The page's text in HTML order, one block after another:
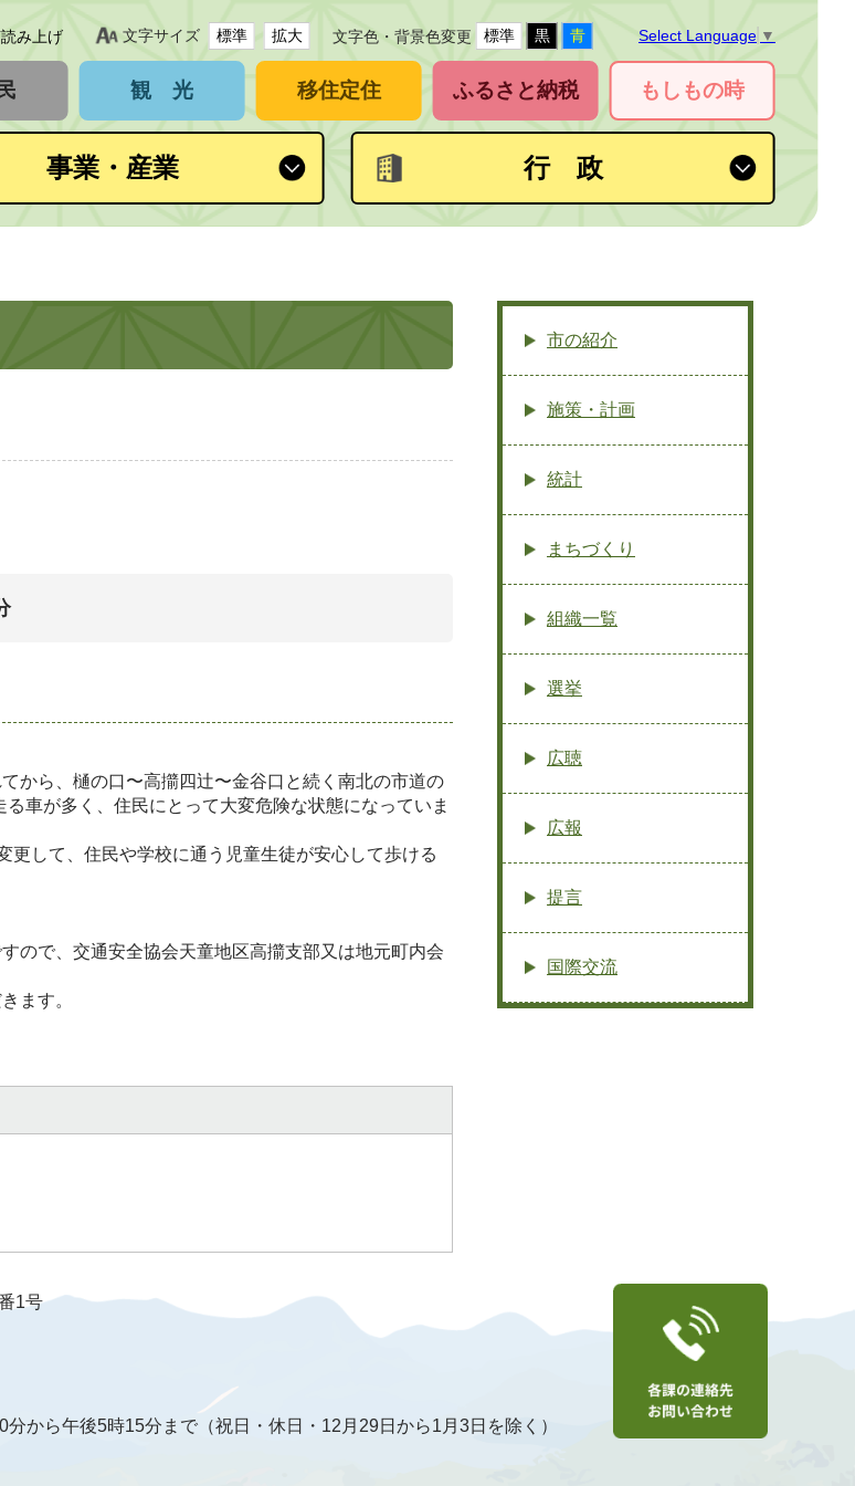
み上げ 文字サイズ 標準 拡大 文字色・背景色変更 標準 黒 青 Select Language ▼
観 光 移住定住 ふるさと納税 もしもの時
事業・産業 行 政
から、樋の口〜高擶四辻〜金谷口と続く南北の市道の
車が多く、住民にとって大変危険な状態になっていま
して、住民や学校に通う児童生徒が安心して歩ける
ので、交通安全協会天童地区高擶支部又は地元町内会
ます。
市の紹介
施策・計画
統計
まちづくり
組織一覧
選挙
広聴
広報
提言
国際交流
1号
から午後5時15分まで（祝日・休日・12月29日から1月3日を除く）